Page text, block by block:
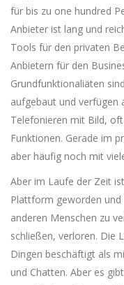
für bis zu one hundred
Anbieter ist lang und
Tools für den privaten
Anbietern für den
Grundfunktionaliäten
aufgebaut und verfügen
Telefonieren mit Bild,
Funktionen. Gerade im
aber häufig noch mit
Aber im Laufe der Zeit
Plattform geworden und
anderen Menschen zu
schließen, verloren. Die
Dingen beschäftigt als
und Chatten. Aber es